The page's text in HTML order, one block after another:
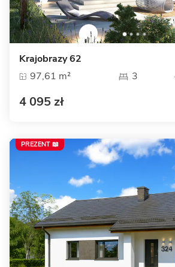
Krajobrazy 62
97,61 m²
3
4 095 zł
PREZENT 📖